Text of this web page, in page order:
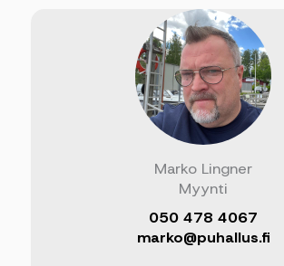
Marko Lingner
Myynti
050 478 4067
marko@puhallus.fi